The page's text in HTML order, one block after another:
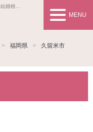
結婚相談所事業者情報や婚活お見合いの悩み、対策を紹介します。
MENU
福岡県 久留米市